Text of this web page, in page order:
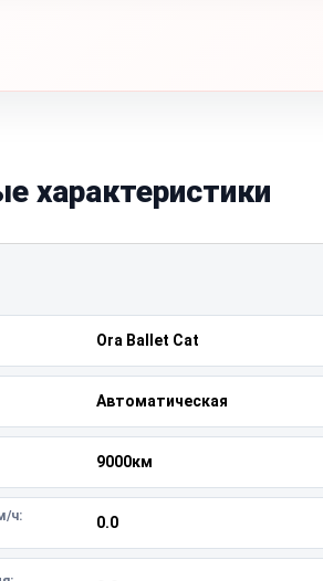
характеристики
Ora Ballet Cat
Автоматическая
9000км
ч: 0.0